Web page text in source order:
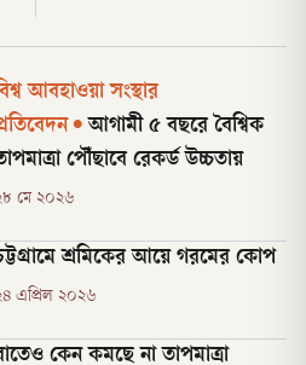
আবহাওয়া সংস্থার
• আগামী ৫ বছরে বৈশ্বিক
পৌঁছাবে রেকর্ড উচ্চতায়
মে ২০২৬
শ্রমিকের আয়ে গরমের কোপ
এপ্রিল ২০২৬
কেন কমছে না তাপমাত্রা